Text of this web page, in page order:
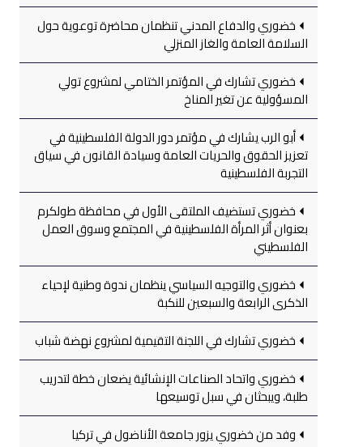
خضوري والدفاع المدني تنظمان محاضرة توعوية حول
السلامة العامة والغاز المنزلي
خضوري تشارك في المؤتمر الختامي لمشروع تولي
المسؤولية عن تغير المناخ
أبو الرب يشارك في مؤتمر دور الدولة الفلسطينية في
تعزيز الحقوق والحريات العامة وسيادة القانون في سياق
التجربة الفلسطينية
خضوري تستضيف الملتقى الأول في محافظة طولكرم
بعنوان أثر المرأة الفلسطينية في المجتمع وسوق العمل
الفلسطيني
خضوري والتوجيه السياسي ينظمان ندوة وطنية لإحياء
الذكرى الرابعة والسبعين للنكبة
خضوري تشارك في اللجنة التقيمية لمشروع نهضة شباب
خضوري واتحاد الصناعات الإنشائية يضعان خطة لتدريب
طلبة، ويبحثان في سبل توسيعها
وفد من خضوري يزور جامعة الأناضول في تركيا